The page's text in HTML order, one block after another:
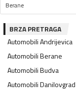
Berane
BRZA PRETRAGA
AutomobiliAndrijevica
AutomobiliBerane
AutomobiliBudva
AutomobiliDanilovgrad